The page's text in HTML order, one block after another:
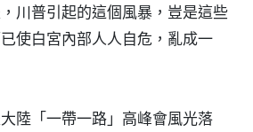
川普引起的這個風暴，豈是這些
使白宮內部人人自危，亂成一
陸「一帶一路」高峰會風光落